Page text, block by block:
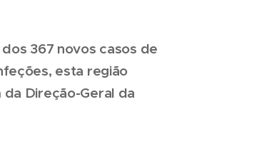
367 novos casos de
esta região
Direção-Geral da